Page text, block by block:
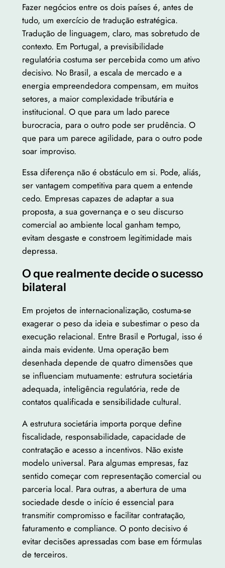
Fazer negócios entre os dois países é, antes de
tudo, um exercício de tradução estratégica.
Tradução de linguagem, claro, mas sobretudo de
contexto. Em Portugal, a previsibilidade
regulatória costuma ser percebida como um ativo
decisivo. No Brasil, a escala de mercado e a
energia empreendedora compensam, em muitos
setores, a maior complexidade tributária e
institucional. O que para um lado parece
burocracia, para o outro pode ser prudência. O
que para um parece agilidade, para o outro pode
soar improviso.
Essa diferença não é obstáculo em si. Pode, aliás,
ser vantagem competitiva para quem a entende
cedo. Empresas capazes de adaptar a sua
proposta, a sua governança e o seu discurso
comercial ao ambiente local ganham tempo,
evitam desgaste e constroem legitimidade mais
depressa.
O que realmente decide o sucesso
bilateral
Em projetos de internacionalização, costuma-se
exagerar o peso da ideia e subestimar o peso da
execução relacional. Entre Brasil e Portugal, isso é
ainda mais evidente. Uma operação bem
desenhada depende de quatro dimensões que
se influenciam mutuamente: estrutura societária
adequada, inteligência regulatória, rede de
contatos qualificada e sensibilidade cultural.
A estrutura societária importa porque define
fiscalidade, responsabilidade, capacidade de
contratação e acesso a incentivos. Não existe
modelo universal. Para algumas empresas, faz
sentido começar com representação comercial ou
parceria local. Para outras, a abertura de uma
sociedade desde o início é essencial para
transmitir compromisso e facilitar contratação,
faturamento e compliance. O ponto decisivo é
evitar decisões apressadas com base em fórmulas
de terceiros.